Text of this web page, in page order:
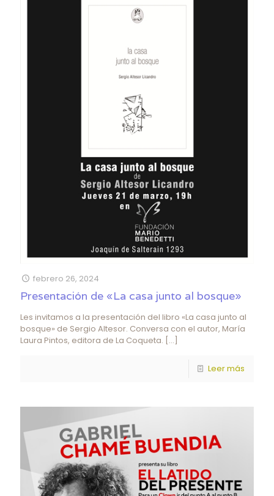
febrero 26, 2024
Presentación de «La casa junto al bosque»
Les invitamos a la presentación del libro «La casa junto al
bosque» de Sergio Altesor. Conversa con el autor, María
Laura Pintos, editora de La Coqueta. […]
Leer más